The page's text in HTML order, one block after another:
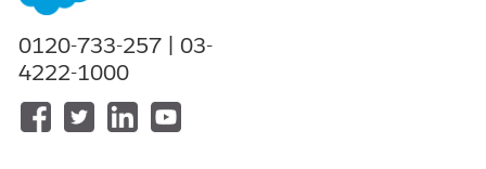
使用可能なエディション: Life Sciences Cloud、Life Sciences
Cloud for Customer Engagementアドオン ライセンス、Life
Sciences Customer Engagement管理パッケージが付属する
EnterpriseEditionおよび
カスタマーエンゲージメントユーザーのカスタムプロファイル
0120-733-257 | 03-
4222-1000